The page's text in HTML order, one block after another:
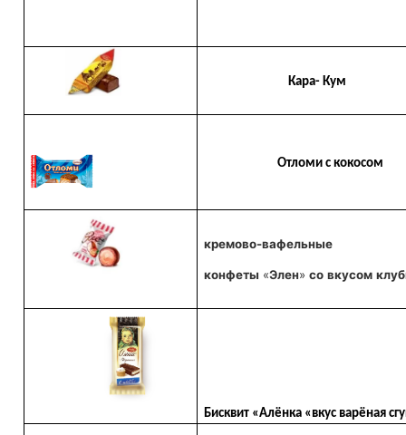
Кара- Кум
Отломи с кокосом
кремово-вафельные
конфеты «Элен» со вкусом
Бисквит «Алёнка «вкус варёная